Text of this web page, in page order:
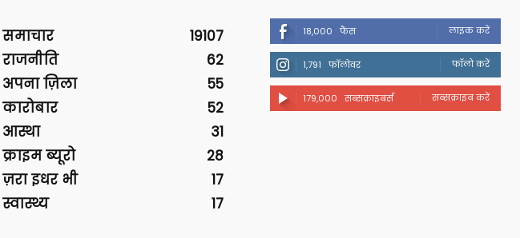
समाचार
19107
राजनीति
62
अपना ज़िला
55
कारोबार
52
आस्था
31
क्राइम ब्यूरो
28
ज़रा इधर भी
17
स्वास्थ्य
17
18,000 फैंस लाइक करें
1,791 फॉलोवर फॉलो करें
179,000 सब्सक्राइबर्स सब्सक्राइब करें